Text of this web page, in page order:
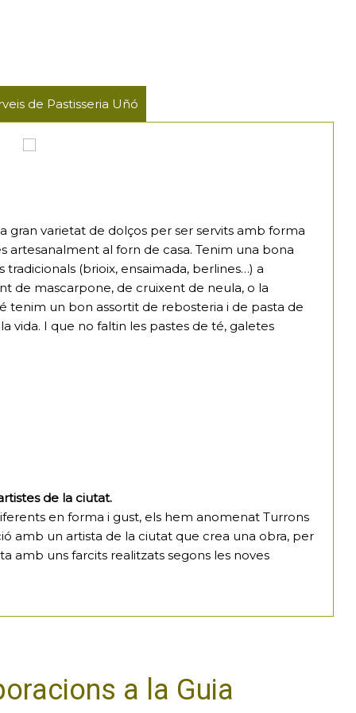
de Pastisseria Uñó
gran varietat de dolços per ser servits amb forma
artesanalment al forn de casa. Tenim una bona
(brioix, ensaimada, berlines…) a
de mascarpone, de cruixent de neula, o la
tenim un bon assortit de rebosteria i de pasta de
vida. I que no faltin les pastes de té, galetes
de la ciutat.
en forma i gust, els hem anomenat Turrons
amb un artista de la ciutat que crea una obra, per
amb uns farcits realitzats segons les noves
a la Guia